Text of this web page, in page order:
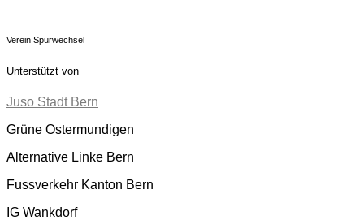
Verein Spurwechsel
Unterstützt von
Juso Stadt Bern
Grüne Ostermundigen
Alternative Linke Bern
Fussverkehr Kanton Bern
IG Wankdorf